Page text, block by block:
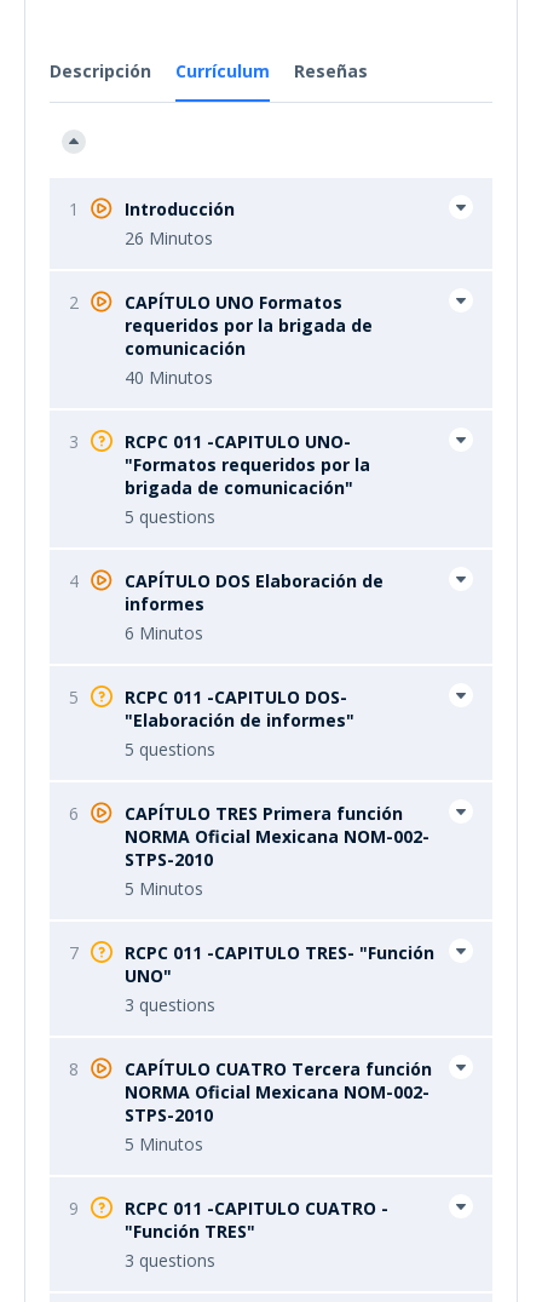
Descripción Currículum Reseñas
1
Introducción
26 Minutos
2
CAPÍTULO UNO Formatos
requeridos por la brigada de
comunicación
40 Minutos
3
RCPC 011 -CAPITULO UNO-
"Formatos requeridos por la
brigada de comunicación"
5 questions
4
CAPÍTULO DOS Elaboración de
informes
6 Minutos
5
RCPC 011 -CAPITULO DOS-
"Elaboración de informes"
5 questions
6
CAPÍTULO TRES Primera función
NORMA Oficial Mexicana NOM-002-
STPS-2010
5 Minutos
7
RCPC 011 -CAPITULO TRES- "Función
UNO"
3 questions
8
CAPÍTULO CUATRO Tercera función
NORMA Oficial Mexicana NOM-002-
STPS-2010
5 Minutos
9
RCPC 011 -CAPITULO CUATRO -
"Función TRES"
3 questions